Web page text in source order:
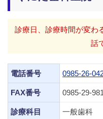
診療日、診療時間が変わ
話
電話番号 0985-26-
FAX番号 0985-29-
診療科目 一般歯科